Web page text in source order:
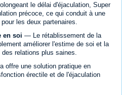
le délai d'éjaculation, Super
précoce, ce qui conduit à une
les deux partenaires.
en soi — Le rétablissement de la
améliorer l'estime de soi et la
relations plus saines.
offre une solution pratique en
érectile et de l'éjaculation